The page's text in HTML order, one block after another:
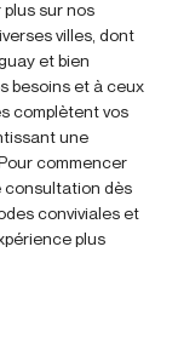
sur nos
villes, dont
et bien
besoins et à ceux
complètent vos
une
commencer
consultation dès
conviviales et
plus